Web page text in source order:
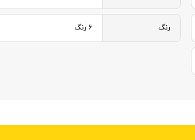
رنگ 6 رنگ